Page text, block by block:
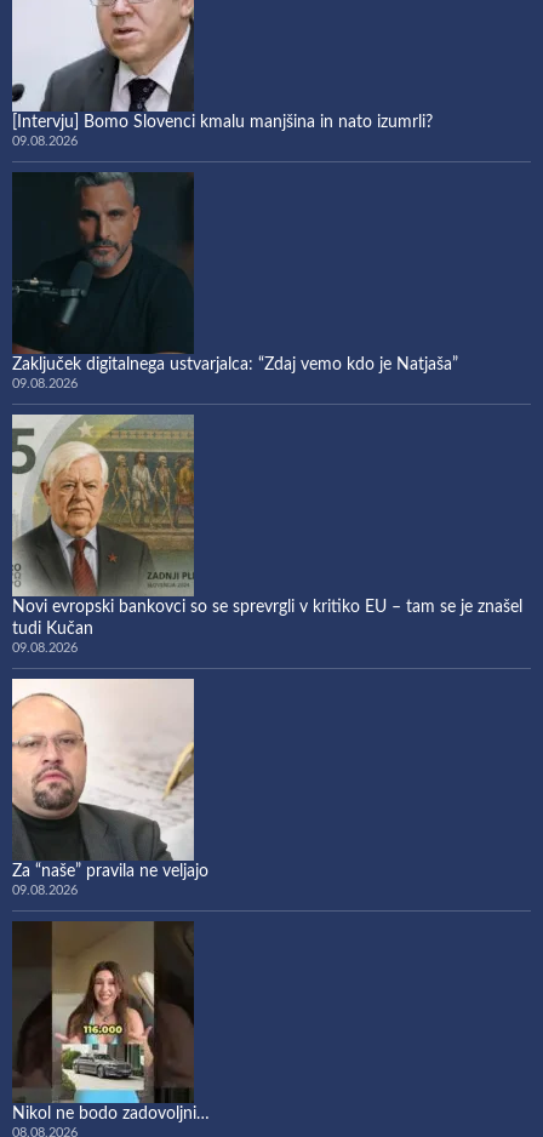
[Intervju] Bomo Slovenci kmalu manjšina in nato izumrli?
09.08.2026
Zaključek digitalnega ustvarjalca: “Zdaj vemo kdo je Natjaša”
09.08.2026
Novi evropski bankovci so se sprevrgli v kritiko EU – tam se je znašel
tudi Kučan
09.08.2026
Za “naše” pravila ne veljajo
09.08.2026
Nikol ne bodo zadovoljni…
08.08.2026